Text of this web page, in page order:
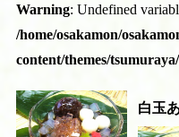
Warning: Undefined
/home/osakamon/
content/themes/
白玉